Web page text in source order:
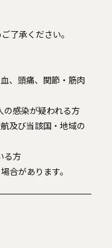
了承ください。
、頭痛、関節・筋肉
の感染が疑われる方
及び当該国・地域の
る方
合があります。